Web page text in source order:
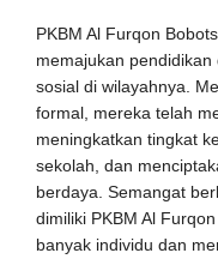
PKBM Al Furqon
memajukan
sosial di wilayahnya.
formal, mereka telah
meningkatkan tingkat
sekolah, dan
berdaya. Semangat
dimiliki PKBM Al
banyak individu dan